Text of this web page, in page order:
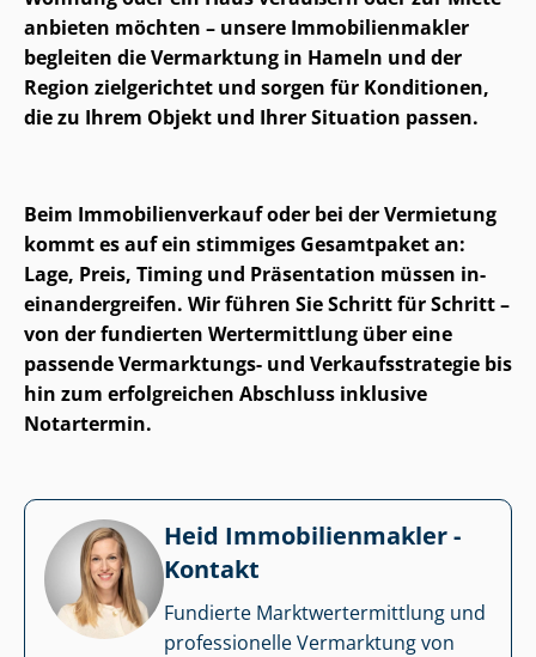
anbieten möchten – unsere Im­mo­bi­li­en­mak­ler
begleiten die Vermarktung in Hameln und der
Region zielgerichtet und sorgen für Konditionen,
die zu Ihrem Objekt und Ihrer Situation passen.
Beim Im­mo­bi­li­en­ver­kauf oder bei der Vermietung
kommt es auf ein stimmiges Gesamtpaket an:
Lage, Preis, Timing und Präsentation müssen in­
ein­an­der­grei­fen. Wir führen Sie Schritt für Schritt –
von der fundierten Wertermittlung über eine
passende Vermarktungs- und Ver­kaufs­stra­te­gie bis
hin zum erfolgreichen Abschluss inklusive
Notartermin.
Heid Im­mo­bi­li­en­mak­ler -
Kontakt
Fundierte Markt­wert­ermitt­lung und
professionelle Vermarktung von